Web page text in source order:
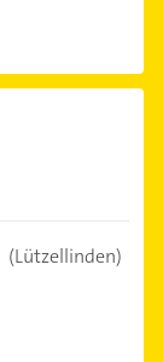
(Lützellinden)